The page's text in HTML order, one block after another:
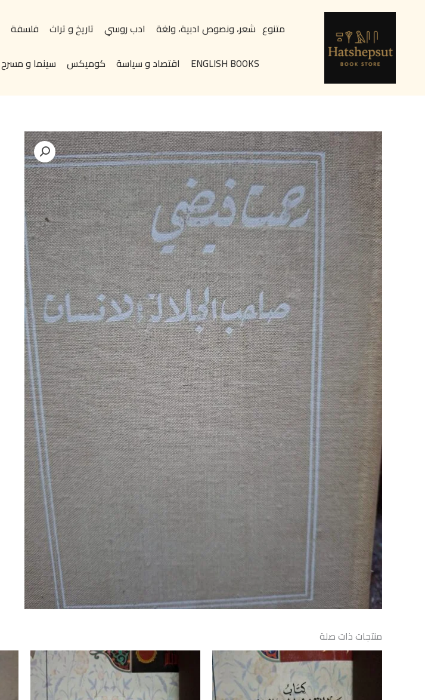
content
متنوع شعر، ونصوص ادبية، ولغة ادب روسي تاريخ و تراث فلسفة
ENGLISH BOOKS
اقتصاد و سياسة كوميكس سينما و مسرح
منتجات ذات صلة